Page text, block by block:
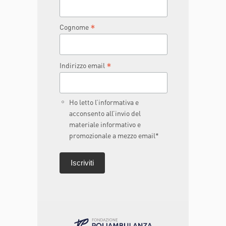
Cognome *
Indirizzo email *
Ho letto l’informativa e
acconsento all’invio del
materiale informativo e
promozionale a mezzo email*